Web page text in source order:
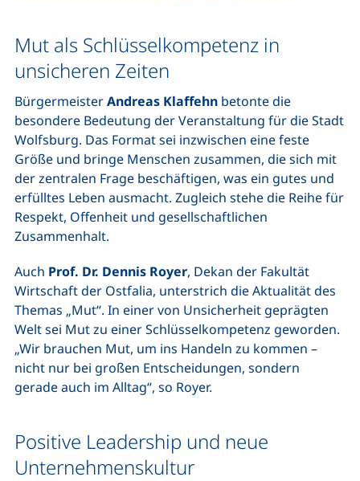
Mut als Schlüsselkompetenz in
unsicheren Zeiten
BürgermeisterAndreas Klaffehn betonte die
besondere Bedeutung der Veranstaltung für die Stadt
Wolfsburg. Das Format sei inzwischen eine feste
Größe und bringe Menschen zusammen, die sich mit
der zentralen Frage beschäftigen, was ein gutes und
erfülltes Leben ausmacht. Zugleich stehe die Reihe für
Respekt, Offenheit und gesellschaftlichen
Zusammenhalt.
Auch Prof. Dr. Dennis Royer, Dekan der Fakultät
Wirtschaft der Ostfalia, unterstrich die Aktualität des
Themas „Mut“. In einer von Unsicherheit geprägten
Welt sei Mut zu einer Schlüsselkompetenz geworden.
„Wir brauchen Mut, um ins Handeln zu kommen –
nicht nur bei großen Entscheidungen, sondern
gerade auch im Alltag“, so Royer.
Positive Leadership und neue
Unternehmenskultur